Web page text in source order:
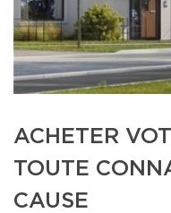
ACHETER
TOUTE
CAUSE